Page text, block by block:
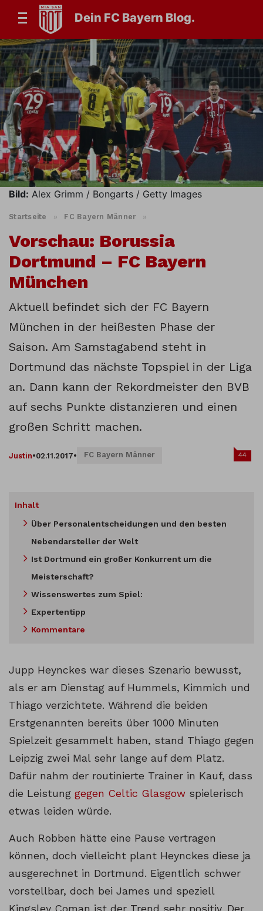
Dein FC Bayern Blog.
Bild: Alex Grimm / Bongarts / Getty Images
Startseite » FC Bayern Männer »
Vorschau: Borussia
Dortmund – FC Bayern
München
Aktuell befindet sich der FC Bayern
München in der heißesten Phase der
Saison. Am Samstagabend steht in
Dortmund das nächste Topspiel in der Liga
an. Dann kann der Rekordmeister den BVB
auf sechs Punkte distanzieren und einen
großen Schritt machen.
Justin•02.11.2017• FC Bayern Männer 44
Inhalt
Über Personalentscheidungen und den besten
Nebendarsteller der Welt
Ist Dortmund ein großer Konkurrent um die
Meisterschaft?
Wissenswertes zum Spiel:
Expertentipp
Kommentare
Jupp Heynckes war dieses Szenario bewusst,
als er am Dienstag auf Hummels, Kimmich und
Thiago verzichtete. Während die beiden
Erstgenannten bereits über 1000 Minuten
Spielzeit gesammelt haben, stand Thiago gegen
Leipzig zwei Mal sehr lange auf dem Platz.
Dafür nahm der routinierte Trainer in Kauf, dass
die Leistung gegen Celtic Glasgow spielerisch
etwas leiden würde.
Auch Robben hätte eine Pause vertragen
können, doch vielleicht plant Heynckes diese ja
ausgerechnet in Dortmund. Eigentlich schwer
vorstellbar, doch bei James und speziell
Kingsley Coman ist der Trend sehr positiv. Der